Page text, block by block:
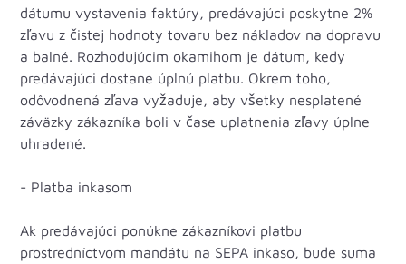
dátumu vystavenia faktúry, predávajúci poskytne 2%
zľavu z čistej hodnoty tovaru bez nákladov na dopravu
a balné. Rozhodujúcim okamihom je dátum, kedy
predávajúci dostane úplnú platbu. Okrem toho,
odôvodnená zľava vyžaduje, aby všetky nesplatené
záväzky zákazníka boli v čase uplatnenia zľavy úplne
uhradené.
- Platba inkasom
Ak predávajúci ponúkne zákazníkovi platbu
prostredníctvom mandátu na SEPA inkaso, bude suma